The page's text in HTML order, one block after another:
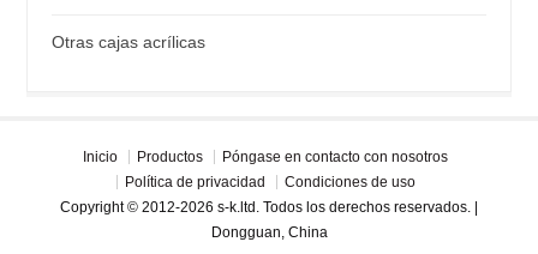
Otras cajas acrílicas
Inicio Productos
Póngase en contacto con nosotros
Política de privacidad
Condiciones de uso
Copyright © 2012-2026 s-k.ltd. Todos los derechos reservados. |
Dongguan, China